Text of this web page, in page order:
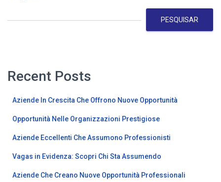
PESQUISAR
Recent Posts
Aziende In Crescita Che Offrono Nuove Opportunità
Opportunità Nelle Organizzazioni Prestigiose
Aziende Eccellenti Che Assumono Professionisti
Vagas in Evidenza: Scopri Chi Sta Assumendo
Aziende Che Creano Nuove Opportunità Professionali